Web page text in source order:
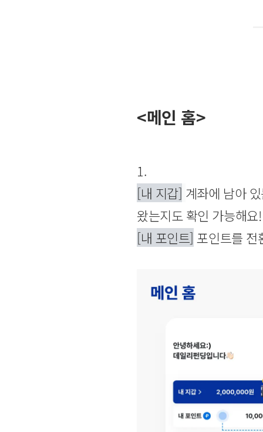
<메인 홈>
1.
[내 지갑] 계좌에 남아
왔는지도 확인 가능해요!
[내 포인트] 포인트를 전